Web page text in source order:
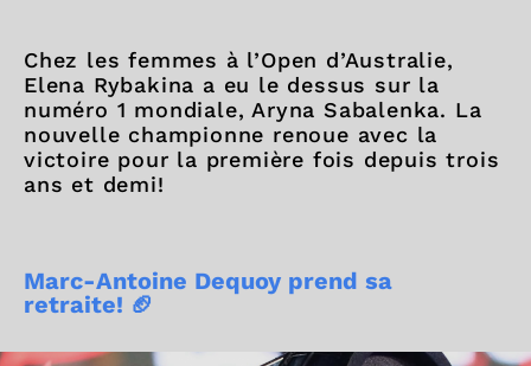
Chez les femmes à l’Open d’Australie,
Elena Rybakina a eu le dessus sur la
numéro 1 mondiale, Aryna Sabalenka. La
nouvelle championne renoue avec la
victoire pour la première fois depuis trois
ans et demi!
Marc-Antoine Dequoy prend sa
retraite! 🏈